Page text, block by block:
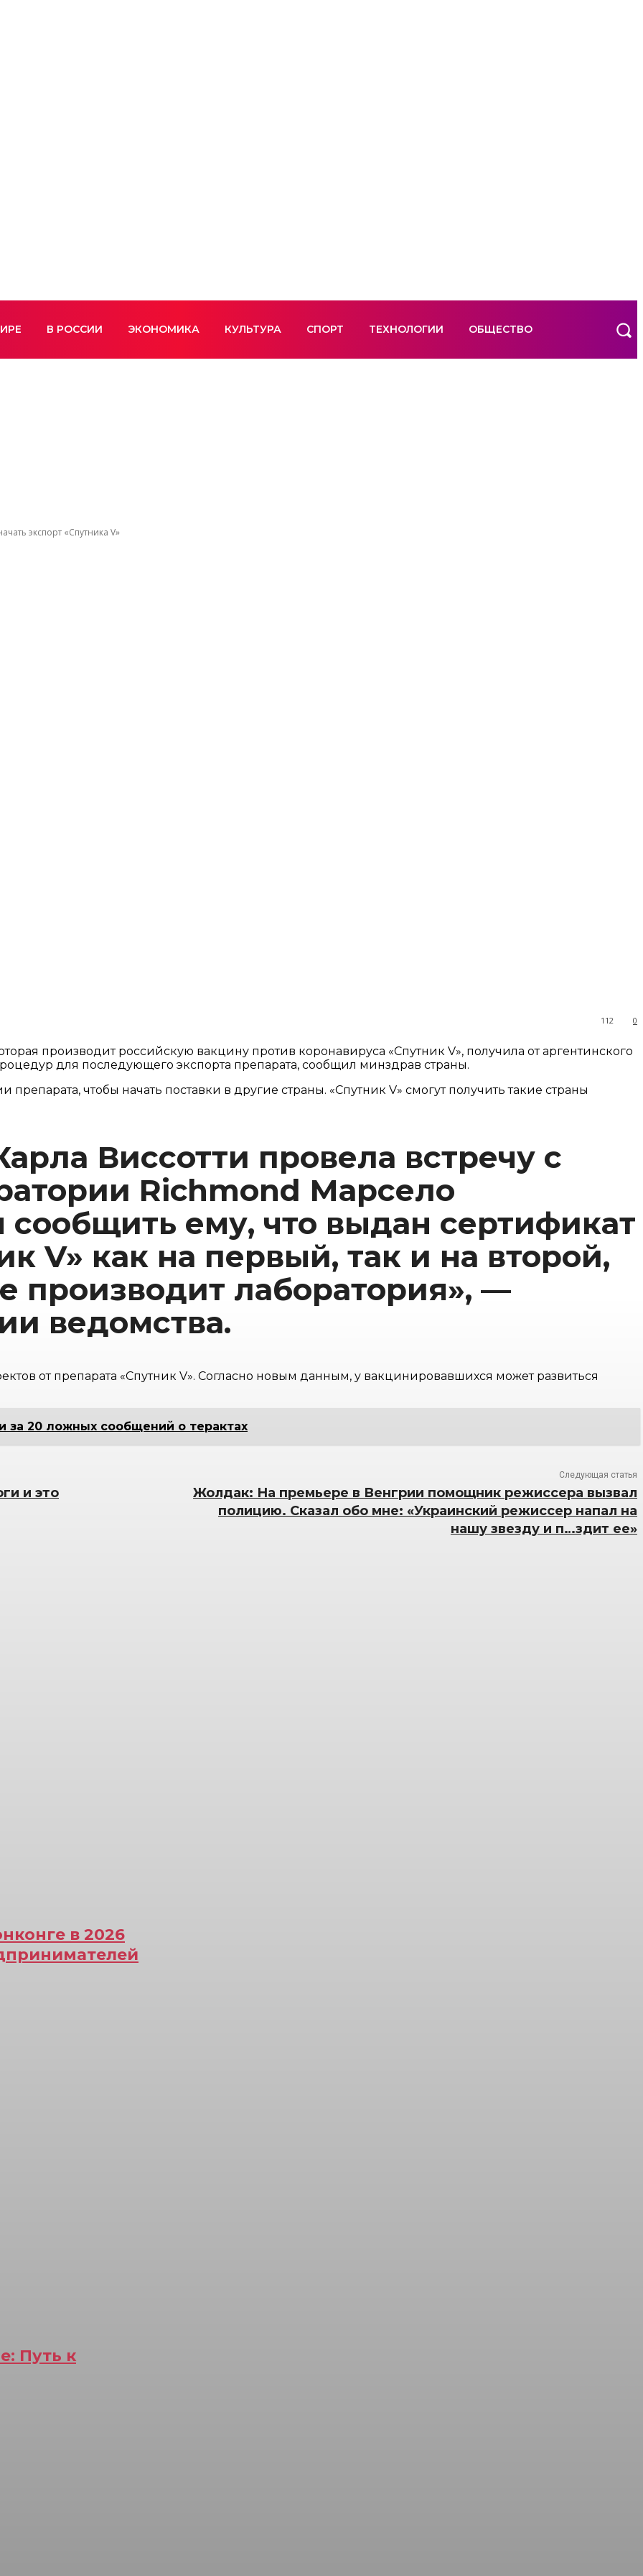
В РОССИИ ЭКОНОМИКА КУЛЬТУРА СПОРТ ТЕХНОЛОГИИ ОБЩЕСТВО
экспорт «Спутника V»
0
112
производит российскую вакцину против коронавируса «Спутник V», получила от аргентинского
для последующего экспорта препарата, сообщил минздрав страны.
чтобы начать поставки в другие страны. «Спутник V» смогут получить такие страны
Виссотти провела встречу с
Richmond Марсело
ему, что выдан сертификат
V» как на первый, так и на второй,
производит лаборатория», —
ведомства.
от препарата «Спутник V». Согласно новым данным, у вакцинировавшихся может развиться
20 ложных сообщений о терактах
и это
Следующая статья
Жолдак: На премьере в Венгрии помощник режиссера вызвал
полицию. Сказал обо мне: «Украинский режиссер напал на
нашу звезду и п…здит ее»
в 2026
Путь к